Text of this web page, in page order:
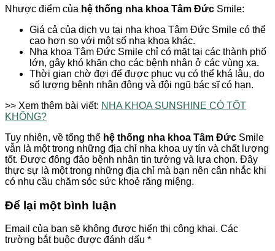
Nhược điểm của hệ thống nha khoa Tâm Đức Smile:
Giá cả của dịch vụ tại nha khoa Tâm Đức Smile có thể
cao hơn so với một số nha khoa khác.
Nha khoa Tâm Đức Smile chỉ có mặt tại các thành phố
lớn, gây khó khăn cho các bệnh nhân ở các vùng xa.
Thời gian chờ đợi để được phục vụ có thể khá lâu, do
số lượng bệnh nhân đông và đội ngũ bác sĩ có hạn.
>> Xem thêm bài viết: NHA KHOA SUNSHINE CÓ TỐT
KHÔNG?
Tuy nhiên, về tổng thể hệ thống nha khoa Tâm Đức Smile
vẫn là một trong những địa chỉ nha khoa uy tín và chất lượng
tốt. Được đông đảo bệnh nhân tin tưởng và lựa chọn. Đây
thực sự là một trong những địa chỉ mà bạn nên cân nhắc khi
có nhu cầu chăm sóc sức khoẻ răng miệng.
Để lại một bình luận
Email của bạn sẽ không được hiển thị công khai. Các
trường bắt buộc được đánh dấu *